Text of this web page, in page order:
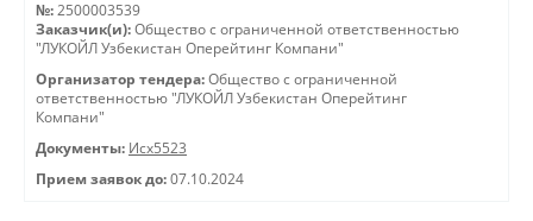
№: 2500003539
Заказчик(и): Общество с ограниченной ответственностью
"ЛУКОЙЛ Узбекистан Оперейтинг Компани"
Организатор тендера: Общество с ограниченной
ответственностью "ЛУКОЙЛ Узбекистан Оперейтинг
Компани"
Документы: Исх5523
Прием заявок до: 07.10.2024